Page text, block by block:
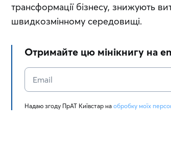
трансформації бізнесу, знижують
швидкозмінному середовищі.
Отримайте цю мінікнигу на
Надаю згоду ПрАТ Київстар на обробку моїх